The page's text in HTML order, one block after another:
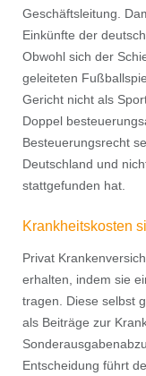
Geschäftsleitung.
Einkünfte der
Obwohl sich der
geleiteten
Gericht nicht als
Doppel
Besteuerungsrecht
Deutschland und
stattgefunden hat.
Krankheitskosten
Privat
erhalten, indem sie
tragen. Diese selbst
als Beiträge zur
Entscheidung führt